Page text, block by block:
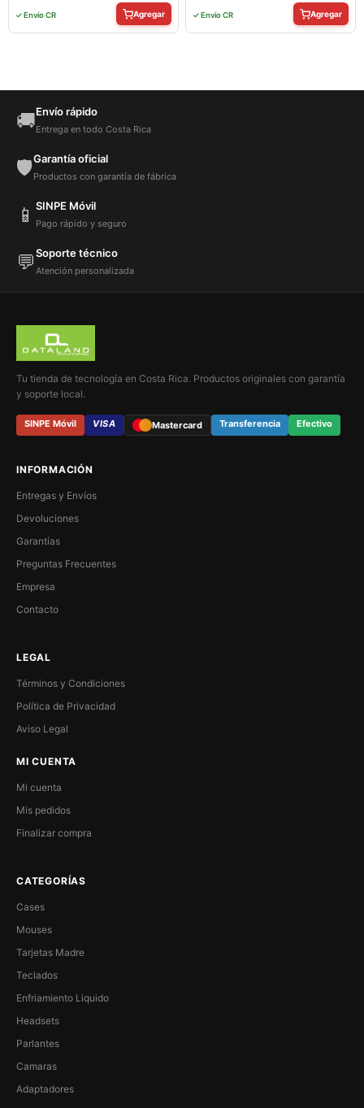
✓ Envío CR Agregar ✓ Envío CR Agregar
🚚Envío rápido
Entrega en todo Costa Rica
🛡️Garantía oficial
Productos con garantía de fábrica
📱 SINPE Móvil
Pago rápido y seguro
💬Soporte técnico
Atención personalizada
Tu tienda de tecnología en Costa Rica. Productos originales con garantía
y soporte local.
SINPE Móvil VISA Mastercard Transferencia Efectivo
INFORMACIÓN
Entregas y Envíos
Devoluciones
Garantías
Preguntas Frecuentes
Empresa
Contacto
LEGAL
Términos y Condiciones
Política de Privacidad
Aviso Legal
MI CUENTA
Mi cuenta
Mis pedidos
Finalizar compra
CATEGORÍAS
Cases
Mouses
Tarjetas Madre
Teclados
Enfriamiento Liquido
Headsets
Parlantes
Camaras
Adaptadores